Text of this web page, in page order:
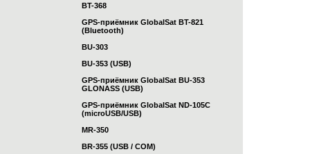
BT-368
GPS-приёмник GlobalSat BT-821
(Bluetooth)
BU-303
BU-353 (USB)
GPS-приёмник GlobalSat BU-353
GLONASS (USB)
GPS-приёмник GlobalSat ND-105C
(microUSB/USB)
MR-350
BR-355 (USB / COM)